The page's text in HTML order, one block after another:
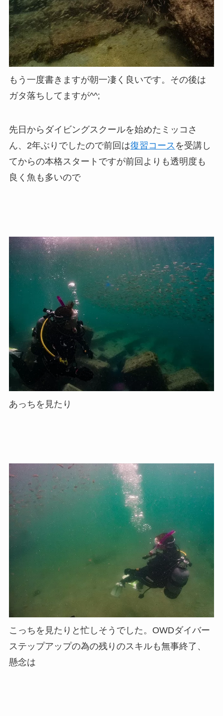
もう一度書きますが朝一凄く良いです。その後は
ガタ落ちしてますが^^;
先日からダイビングスクールを始めたミッコさ
ん、2年ぶりでしたので前回は復習コース を受講し
てからの本格スタートですが前回よりも透明度も
良く魚も多いので
あっちを見たり
こっちを見たりと忙しそうでした。OWDダイバー
ステップアップの為の残りのスキルも無事終了、
懸念は